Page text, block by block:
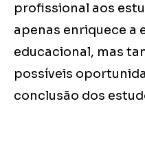
profissional aos
apenas enriquece a
educacional, mas
possíveis
conclusão dos